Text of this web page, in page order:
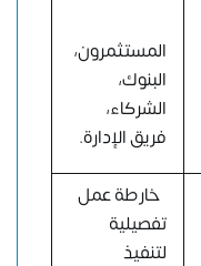
المستثمرون،
البنوك،
الشركاء،
فريق الإدارة.
خارطة عمل
تفصيلية
لتنفيذ